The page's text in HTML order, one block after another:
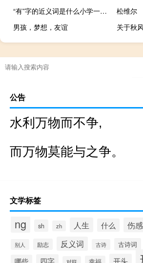
“有”字的近义词是什么小学一年级的语
松维尔
男孩，梦想，友谊
关于秋
公告
水利万物而不争,
而万物莫能与之争。
文学标签
ng sh zh 人生 什么 伤感
别人 励志 反义词 古诗 古诗词
哪些 四字 开头